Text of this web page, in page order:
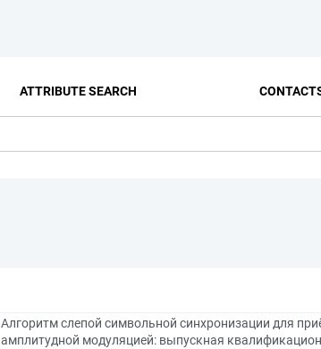
ATTRIBUTE SEARCH
Алгоритм слепой символьной синхронизации для
амплитудной модуляцией: выпускная